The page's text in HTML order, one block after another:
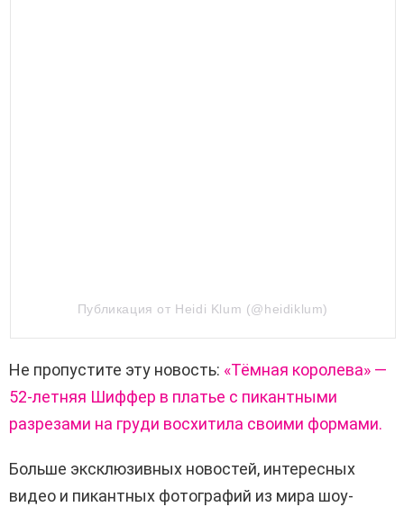
Публикация от Heidi Klum (@heidiklum)
Не пропустите эту новость: «Тёмная королева» —
52-летняя Шиффер в платье с пикантными
разрезами на груди восхитила своими формами.
Больше эксклюзивных новостей, интересных
видео и пикантных фотографий из мира шоу-